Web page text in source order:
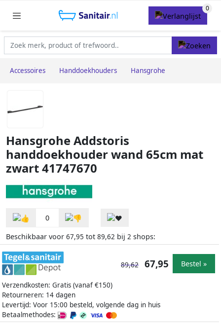
Accessoires Handdoekhouders Hansgrohe
Hansgrohe Addstoris
handdoekhouder wand 65cm mat
zwart 41747670
0
Beschikbaar voor 67,95 tot 89,62 bij 2 shops:
Verzendkosten: Gratis (vanaf €150)
Retourneren: 14 dagen
Levertijd: Voor 15:00 besteld, volgende dag in huis
Betaalmethodes:
89,62 67,95 Bestel »